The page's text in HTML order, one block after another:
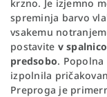
krzno. Je izjemno
spreminja barvo
vsakemu
postavite v
predsobo.
izpolnila
Preproga je